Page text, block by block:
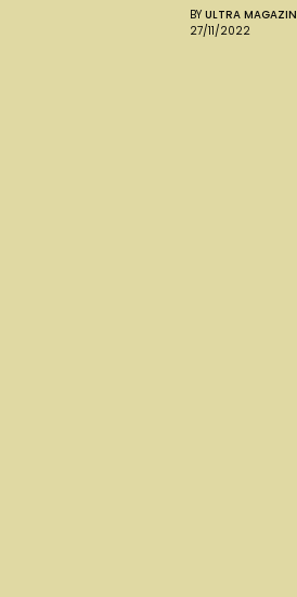
BY ULTRA MAGAZIN
27/11/2022